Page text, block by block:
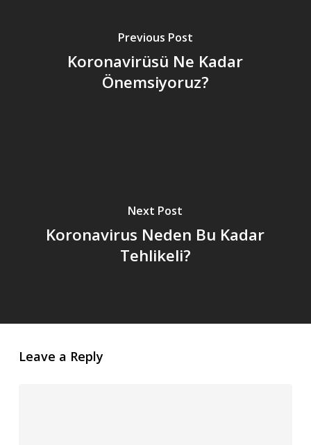
Previous Post
Koronavirüsü Ne Kadar
Önemsiyoruz?
Next Post
Koronavirus Neden Bu Kadar
Tehlikeli?
Leave a Reply